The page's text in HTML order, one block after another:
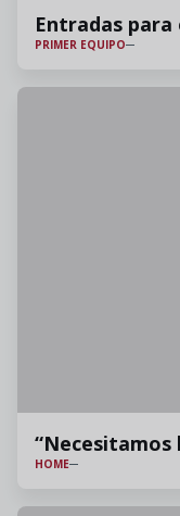
Entradas
PRIMER EQUIPO
HOME